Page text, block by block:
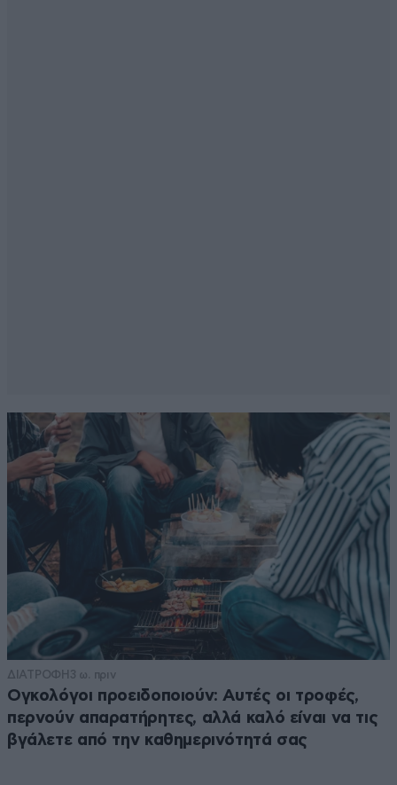
ΔΙΑΤΡΟΦΗ 3 ω. πριν
Ογκολόγοι προειδοποιούν: Αυτές οι τροφές,
περνούν απαρατήρητες, αλλά καλό είναι να τις
βγάλετε από την καθημερινότητά σας